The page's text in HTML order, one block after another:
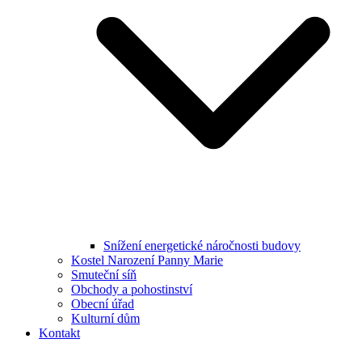
Snížení energetické náročnosti budovy
Kostel Narození Panny Marie
Smuteční síň
Obchody a pohostinství
Obecní úřad
Kulturní dům
Kontakt